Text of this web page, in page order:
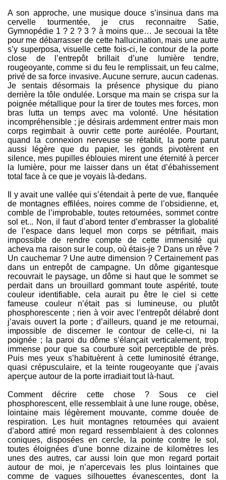
A son approche, une musique douce s’insinua dans ma
cervelle tourmentée, je crus reconnaitre Satie,
Gymnopédie 1 ? 2 ? 3 ? à moins que… Je secouai la tête
pour me débarrasser de cette hallucination, mais une autre
s’y superposa, visuelle cette fois-ci, le contour de la porte
close de l’entrepôt brillait d’une lumière tendre,
rougeoyante, comme si du feu le remplissait, un feu calme,
privé de sa force invasive. Aucune serrure, aucun cadenas.
Je sentais désormais la présence physique du piano
derrière la tôle ondulée. Lorsque ma main se crispa sur la
poignée métallique pour la tirer de toutes mes forces, mon
bras lutta un temps avec ma volonté. Une hésitation
incompréhensible ; je désirais ardemment entrer mais mon
corps regimbait à ouvrir cette porte auréolée. Pourtant,
quand la connexion nerveuse se rétablit, la porte parut
aussi légère que du papier, les gonds pivotèrent en
silence, mes pupilles éblouies mirent une éternité à percer
la lumière, pour me laisser dans un état d’ébahissement
total face à ce que je voyais là-dedans.
Il y avait une vallée qui s’étendait à perte de vue, flanquée
de montagnes effilées, noires comme de l’obsidienne, et,
comble de l’improbable, toutes retournées, sommet contre
sol et... Non, il faut d’abord tenter d’embrasser la globalité
de l’espace dans lequel mon corps se pétrifiait, mais
impossible de rendre compte de cette immensité qui
acheva ma raison sur le coup, où étais-je ? Dans un rêve ?
Un cauchemar ? Une autre dimension ? Certainement pas
dans un entrepôt de campagne. Un dôme gigantesque
recouvrait le paysage, un dôme si haut que le sommet se
perdait dans un brouillard gommant toute aspérité, toute
couleur identifiable, cela aurait pu être le ciel si cette
fameuse couleur n’était pas si lumineuse, ou plutôt
phosphorescente ; rien à voir avec l’entrepôt délabré dont
j’avais ouvert la porte ; d’ailleurs, quand je me retournai,
impossible de discerner le contour de celle-ci, ni la
poignée ; la paroi du dôme s’élançait verticalement, trop
immense pour que sa courbure soit perceptible de près.
Puis mes yeux s’habituèrent à cette luminosité étrange,
quasi crépusculaire, et la teinte rougeoyante que j’avais
aperçue autour de la porte irradiait tout là-haut.
Comment décrire cette chose ? Sous ce ciel
phosphorescent, elle ressemblait à une lune rouge, obèse,
lointaine mais légèrement mouvante, comme douée de
respiration. Les huit montagnes retournées qui avaient
d’abord attiré mon regard ressemblaient à des colonnes
coniques, disposées en cercle, la pointe contre le sol,
toutes éloignées d’une bonne dizaine de kilomètres les
unes des autres, car aussi loin que mon regard portait
autour de moi, je n’apercevais les plus lointaines que
comme de vagues silhouettes évanescentes, dont la